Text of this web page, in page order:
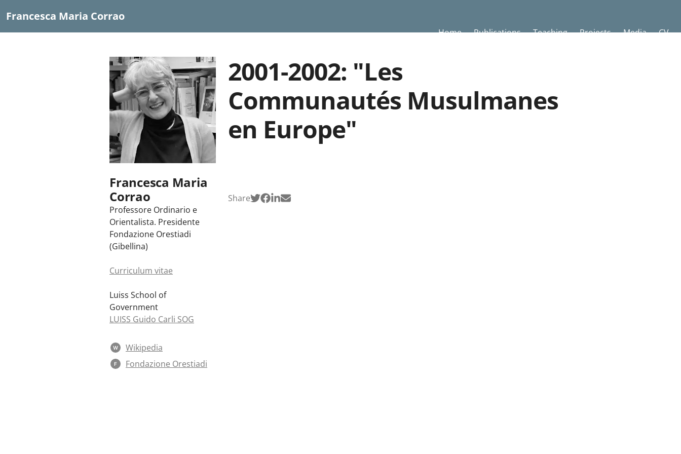
Francesca Maria Corrao
Home Publications Teaching Projects Media CV
Francesca Maria
Corrao
Professore Ordinario e
Orientalista. Presidente
Fondazione Orestiadi
(Gibellina)
Curriculum vitae
Luiss School of
Government
LUISS Guido Carli SOG
W Wikipedia
F Fondazione Orestiadi
2001-2002: "Les
Communautés Musulmanes
en Europe"
Share